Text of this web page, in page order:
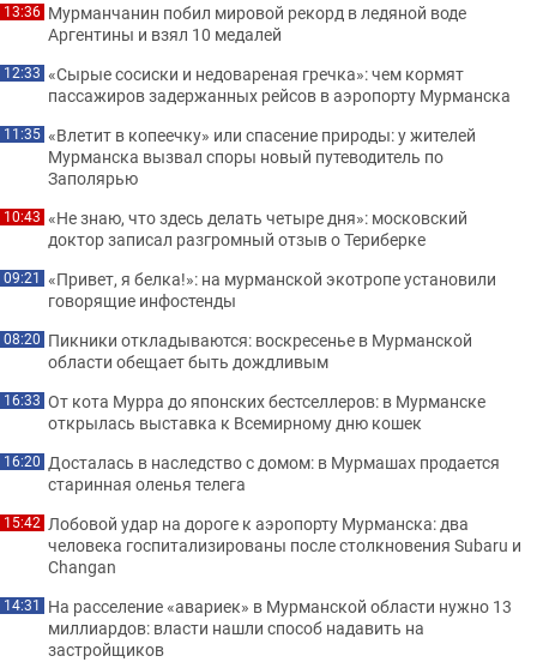
13:36 Мурманчанин побил мировой рекорд в ледяной воде
Аргентины и взял 10 медалей
12:33 «Сырые сосиски и недовареная гречка»: чем кормят
пассажиров задержанных рейсов в аэропорту Мурманска
11:35 «Влетит в копеечку» или спасение природы: у жителей
Мурманска вызвал споры новый путеводитель по
Заполярью
10:43 «Не знаю, что здесь делать четыре дня»: московский
доктор записал разгромный отзыв о Териберке
09:21 «Привет, я белка!»: на мурманской экотропе установили
говорящие инфостенды
08:20 Пикники откладываются: воскресенье в Мурманской
области обещает быть дождливым
16:33 От кота Мурра до японских бестселлеров: в Мурманске
открылась выставка к Всемирному дню кошек
16:20 Досталась в наследство с домом: в Мурмашах продается
старинная оленья телега
15:42 Лобовой удар на дороге к аэропорту Мурманска: два
человека госпитализированы после столкновения Subaru и
Changan
14:31 На расселение «авариек» в Мурманской области нужно 13
миллиардов: власти нашли способ надавить на
застройщиков